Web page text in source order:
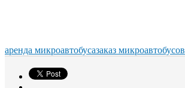
аренда микроавтобусазаказ микроавтобусов